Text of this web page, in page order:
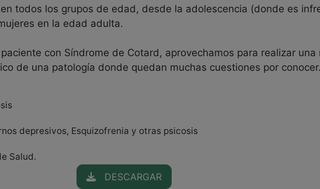
todos los grupos de edad, desde la adolescencia (donde es
en la edad adulta.
con Síndrome de Cotard, aprovechamos para realizar una
de una patología donde quedan muchas cuestiones por conocer.
depresivos, Esquizofrenia y otras psicosis
Salud.
DESCARGAR